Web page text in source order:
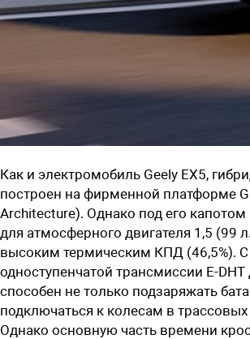
Как и электромобиль Geely EX5,
построен на фирменной платформе
Architecture). Однако под его
для атмосферного двигателя 1,5 (99
высоким термическим КПД (46,5%).
одноступенчатой трансмиссии E-DHT
способен не только подзаряжать
подключаться к колесам в
Однако основную часть времени